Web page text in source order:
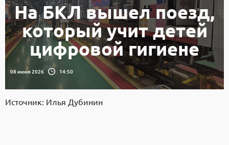
На БКЛ вышел поезд,
который учит детей
цифровой гигиене
08 июня 2026 14:50
Источник: Илья Дубинин